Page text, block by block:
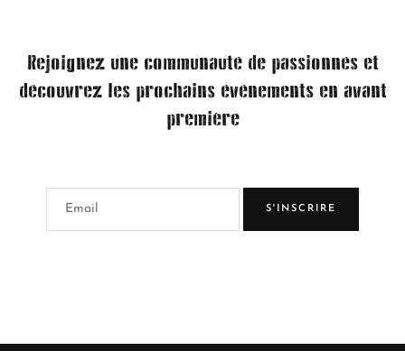
Rejoignez une communauté de passionnés et
découvrez les prochains événements en avant
première
S'INSCRIRE